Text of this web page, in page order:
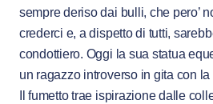
sempre deriso dai bulli, che pero’
crederci e, a dispetto di tutti,
condottiero. Oggi la sua statua
un ragazzo introverso in gita con
Il fumetto trae ispirazione dalle